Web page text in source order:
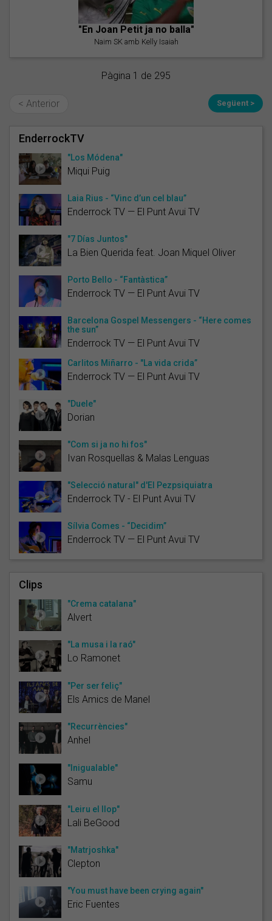
"En Joan Petit ja no balla"
Naim SK amb Kelly Isaiah
Pàgina 1 de 295
< Anterior Següent >
EnderrockTV
"Los Módena"
Miqui Puig
Laia Rius - “Vinc d’un cel blau”
Enderrock TV — El Punt Avui TV
"7 Días Juntos"
La Bien Querida feat. Joan Miquel Oliver
Porto Bello - “Fantàstica”
Enderrock TV — El Punt Avui TV
Barcelona Gospel Messengers - “Here comes
the sun”
Enderrock TV — El Punt Avui TV
Carlitos Miñarro - "La vida crida”
Enderrock TV — El Punt Avui TV
"Duele"
Dorian
"Com si ja no hi fos"
Ivan Rosquellas & Malas Lenguas
"Selecció natural" d'El Pezpsiquiatra
Enderrock TV - El Punt Avui TV
Sílvia Comes - “Decidim”
Enderrock TV — El Punt Avui TV
Clips
"Crema catalana"
Alvert
"La musa i la raó"
Lo Ramonet
"Per ser feliç"
Els Amics de Manel
"Recurrències"
Anhel
"Inigualable"
Samu
"Leiru el llop"
Lali BeGood
"Matrjoshka"
Clepton
"You must have been crying again"
Eric Fuentes